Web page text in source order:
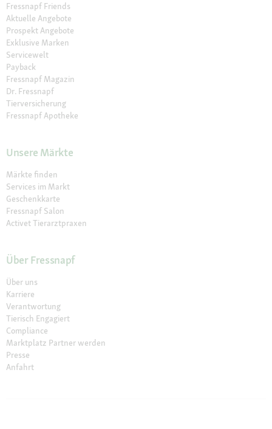
Fressnapf Friends
Aktuelle Angebote
Prospekt Angebote
Exklusive Marken
Servicewelt
Payback
Fressnapf Magazin
Dr. Fressnapf
Tierversicherung
Fressnapf Apotheke
Unsere Märkte
Märkte finden
Services im Markt
Geschenkkarte
Fressnapf Salon
Activet Tierarztpraxen
Über Fressnapf
Über uns
Karriere
Verantwortung
Tierisch Engagiert
Compliance
Marktplatz Partner werden
Presse
Anfahrt